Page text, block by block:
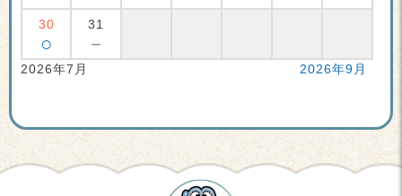
30
○
31
－
2026年7月 2026年9月